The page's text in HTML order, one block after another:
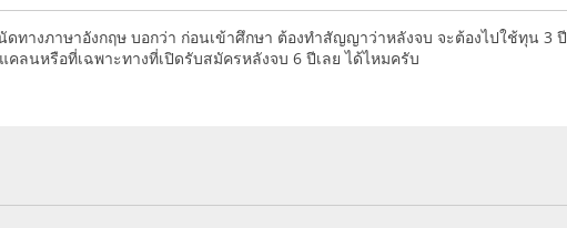
ทางภาษาอังกฤษ บอกว่า ก่อนเข้าศึกษา ต้องทำสัญญาว่าหลังจบ จะต้องไปใช้ทุน 3 ปี
ลนหรือที่เฉพาะทางที่เปิดรับสมัครหลังจบ 6 ปีเลย ได้ไหมครับ